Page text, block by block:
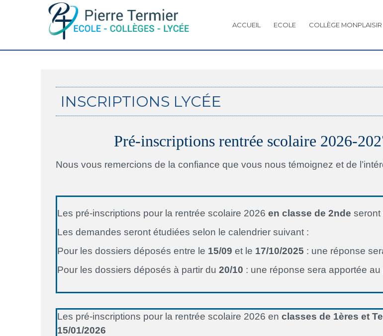
ACCUEIL ECOLE COLLÈGE MONPLAISIR
INSCRIPTIONS LYCÉE
Pré-inscriptions rentrée scolaire 2026-
Nous vous remercions de la confiance que vous nous témoignez et de
Les pré-inscriptions pour la rentrée scolaire 2026 en classe de 2nde seront
Les demandes seront étudiées selon le calendrier suivant :
Pour les dossiers déposés entre le 15/09 et le 17/10/2025 : une réponse
Pour les dossiers déposés à partir du 20/10 : une réponse sera apportée
Les pré-inscriptions pour la rentrée scolaire 2026 en classes de 1ères et
15/01/2026